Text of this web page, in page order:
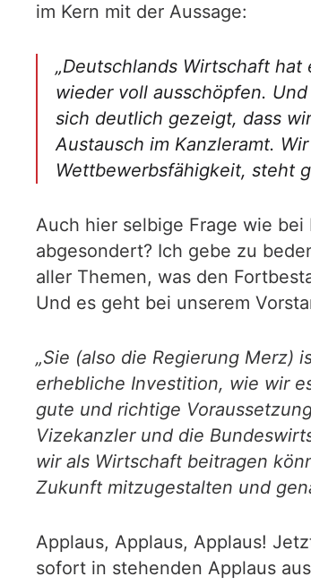
im Kern mit der Aussage:
„Deutschlands Wirtschaft
wieder voll ausschöpfen.
sich deutlich gezeigt, dass
Austausch im Kanzleramt.
Wettbewerbsfähigkeit, steht
Auch hier selbige Frage wie
abgesondert? Ich gebe zu
aller Themen, was den
Und es geht bei unserem
„Sie (also die Regierung Merz)
erhebliche Investition, wie wir
gute und richtige
Vizekanzler und die
wir als Wirtschaft beitragen
Zukunft mitzugestalten und
Applaus, Applaus, Applaus!
sofort in stehenden Applaus